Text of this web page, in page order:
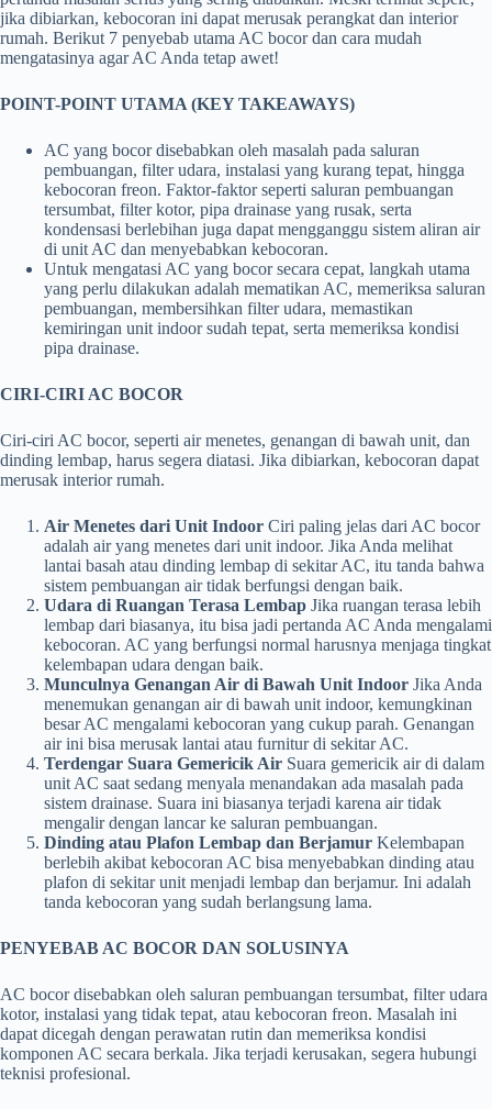
jika dibiarkan, kebocoran ini dapat merusak perangkat dan interior
rumah. Berikut 7 penyebab utama AC bocor dan cara mudah
mengatasinya agar AC Anda tetap awet!
POINT-POINT UTAMA (KEY TAKEAWAYS)
AC yang bocor disebabkan oleh masalah pada saluran
pembuangan, filter udara, instalasi yang kurang tepat, hingga
kebocoran freon. Faktor-faktor seperti saluran pembuangan
tersumbat, filter kotor, pipa drainase yang rusak, serta
kondensasi berlebihan juga dapat mengganggu sistem aliran air
di unit AC dan menyebabkan kebocoran.
Untuk mengatasi AC yang bocor secara cepat, langkah utama
yang perlu dilakukan adalah mematikan AC, memeriksa saluran
pembuangan, membersihkan filter udara, memastikan
kemiringan unit indoor sudah tepat, serta memeriksa kondisi
pipa drainase.
CIRI-CIRI AC BOCOR
Ciri-ciri AC bocor, seperti air menetes, genangan di bawah unit, dan
dinding lembap, harus segera diatasi. Jika dibiarkan, kebocoran dapat
merusak interior rumah.
Air Menetes dari Unit Indoor Ciri paling jelas dari AC bocor
adalah air yang menetes dari unit indoor. Jika Anda melihat
lantai basah atau dinding lembap di sekitar AC, itu tanda bahwa
sistem pembuangan air tidak berfungsi dengan baik.
Udara di Ruangan Terasa Lembap Jika ruangan terasa lebih
lembap dari biasanya, itu bisa jadi pertanda AC Anda mengalami
kebocoran. AC yang berfungsi normal harusnya menjaga tingkat
kelembapan udara dengan baik.
Munculnya Genangan Air di Bawah Unit Indoor Jika Anda
menemukan genangan air di bawah unit indoor, kemungkinan
besar AC mengalami kebocoran yang cukup parah. Genangan
air ini bisa merusak lantai atau furnitur di sekitar AC.
Terdengar Suara Gemericik Air Suara gemericik air di dalam
unit AC saat sedang menyala menandakan ada masalah pada
sistem drainase. Suara ini biasanya terjadi karena air tidak
mengalir dengan lancar ke saluran pembuangan.
Dinding atau Plafon Lembap dan Berjamur Kelembapan
berlebih akibat kebocoran AC bisa menyebabkan dinding atau
plafon di sekitar unit menjadi lembap dan berjamur. Ini adalah
tanda kebocoran yang sudah berlangsung lama.
PENYEBAB AC BOCOR DAN SOLUSINYA
AC bocor disebabkan oleh saluran pembuangan tersumbat, filter udara
kotor, instalasi yang tidak tepat, atau kebocoran freon. Masalah ini
dapat dicegah dengan perawatan rutin dan memeriksa kondisi
komponen AC secara berkala. Jika terjadi kerusakan, segera hubungi
teknisi profesional.